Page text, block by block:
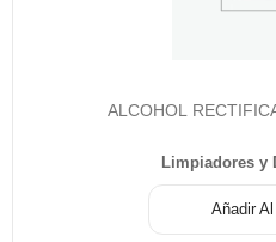
ALCOHOL
Limpiadores y
Añadir